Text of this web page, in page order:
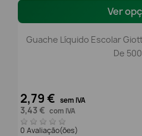
Ver
Guache Líquido Escolar
De
2,79 € sem IVA
3,43 € com IVA
0 Avaliação(ões)